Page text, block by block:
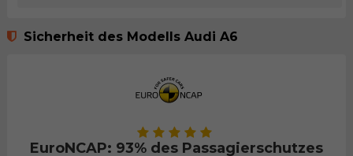
Sicherheit des Modells Audi A6
EuroNCAP: 93% des Passagierschutzes